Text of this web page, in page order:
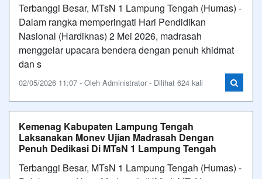
Terbanggi Besar, MTsN 1 Lampung Tengah (Humas) -
Dalam rangka memperingati Hari Pendidikan
Nasional (Hardiknas) 2 Mei 2026, madrasah
menggelar upacara bendera dengan penuh khidmat
dan s
02/05/2026 11:07 - Oleh Administrator - Dilihat 624 kali
Kemenag Kabupaten Lampung Tengah
Laksanakan Monev Ujian Madrasah Dengan
Penuh Dedikasi Di MTsN 1 Lampung Tengah
Terbanggi Besar, MTsN 1 Lampung Tengah (Humas) -